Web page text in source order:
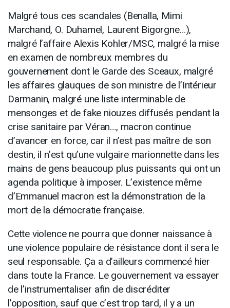
Malgré tous ces scandales (Benalla, Mimi
Marchand, O. Duhamel, Laurent Bigorgne…),
malgré l’affaire Alexis Kohler/MSC, malgré la mise
en examen de nombreux membres du
gouvernement dont le Garde des Sceaux, malgré
les affaires glauques de son ministre de l’Intérieur
Darmanin, malgré une liste interminable de
mensonges et de fake niouzes diffusés pendant la
crise sanitaire par Véran…, macron continue
d’avancer en force, car il n’est pas maître de son
destin, il n’est qu’une vulgaire marionnette dans les
mains de gens beaucoup plus puissants qui ont un
agenda politique à imposer. L’existence même
d’Emmanuel macron est la démonstration de la
mort de la démocratie française.
Cette violence ne pourra que donner naissance à
une violence populaire de résistance dont il sera le
seul responsable. Ça a d’ailleurs commencé hier
dans toute la France. Le gouvernement va essayer
de l’instrumentaliser afin de discréditer
l’opposition, sauf que c’est trop tard, il y a un